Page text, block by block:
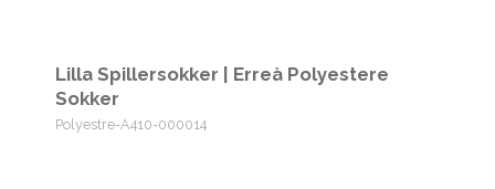
Lilla Spillersokker | Erreà Polyestere
Sokker
Polyestre-A410-000014